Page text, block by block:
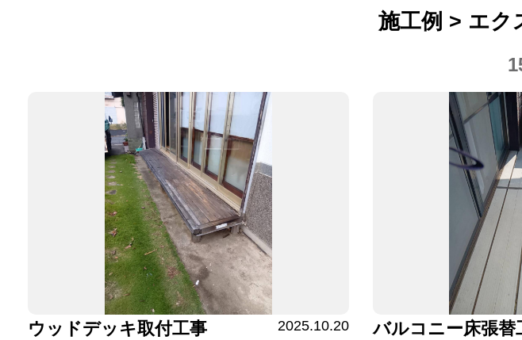
施工例 > エク
ウッドデッキ取付工事
2025.10.20
バルコニー床張替